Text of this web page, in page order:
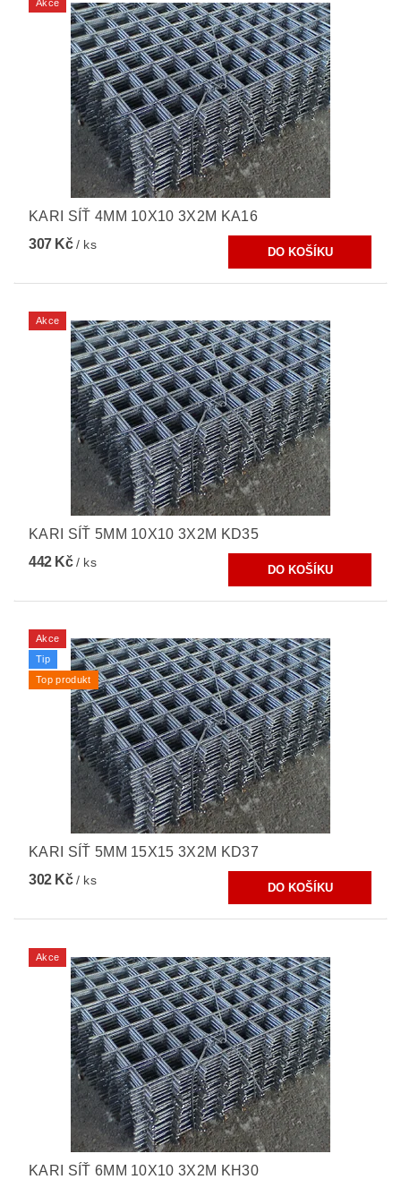
Akce
KARI SÍŤ 4MM 10X10 3X2M KA16
307 Kč/ ks
Akce
KARI SÍŤ 5MM 10X10 3X2M KD35
442 Kč/ ks
Akce
Tip
Top produkt
KARI SÍŤ 5MM 15X15 3X2M KD37
302 Kč/ ks
Akce
KARI SÍŤ 6MM 10X10 3X2M KH30